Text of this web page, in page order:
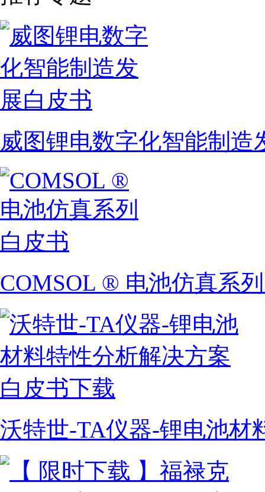
威图锂电数字化智能制造
COMSOL ® 电池仿真系
沃特世-TA仪器-锂电池材